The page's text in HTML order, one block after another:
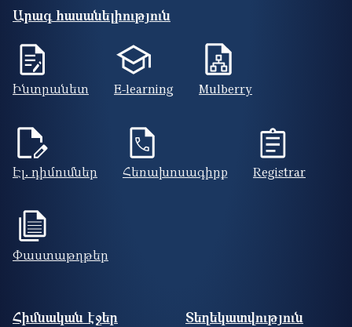
Արագ հասանելիություն
Ինտրանետ E-learning Mulberry
Էլ. դիմումներ Հեռախոսագիրք Registrar
Փաստաթղթեր
Footer site information
Հիմնական էջեր Տեղեկատվություն